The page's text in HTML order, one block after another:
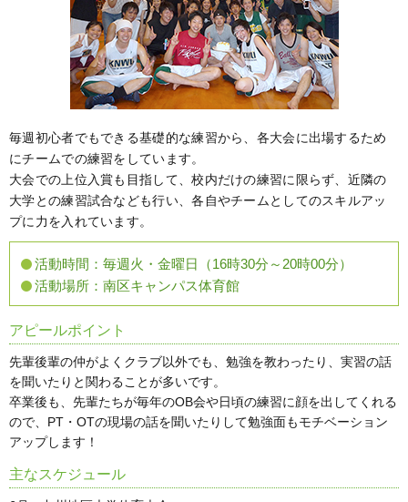
毎週初心者でもできる基礎的な練習から、各大会に出場するため
にチームでの練習をしています。
大会での上位入賞も目指して、校内だけの練習に限らず、近隣の
大学との練習試合なども行い、各自やチームとしてのスキルアッ
プに力を入れています。
活動時間： 毎週火・金曜日（16時30分～20時00分）
活動場所： 南区キャンパス体育館
アピールポイント
先輩後輩の仲がよくクラブ以外でも、勉強を教わったり、実習の話
を聞いたりと関わることが多いです。
卒業後も、先輩たちが毎年のOB会や日頃の練習に顔を出してくれる
ので、PT・OTの現場の話を聞いたりして勉強面もモチベーション
アップします！
主なスケジュール